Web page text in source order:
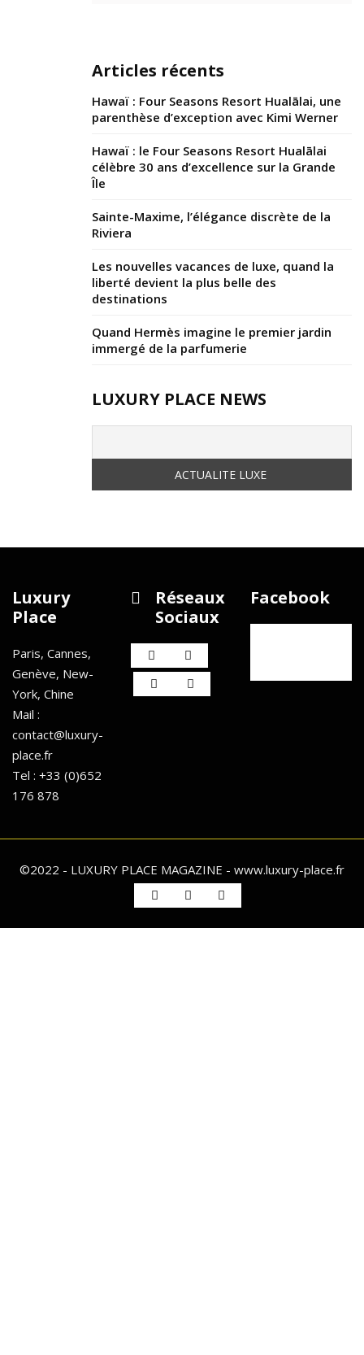
Articles récents
Hawaï : Four Seasons Resort Hualālai, une
parenthèse d’exception avec Kimi Werner
Hawaï : le Four Seasons Resort Hualālai
célèbre 30 ans d’excellence sur la Grande
Île
Sainte-Maxime, l’élégance discrète de la
Riviera
Les nouvelles vacances de luxe, quand la
liberté devient la plus belle des
destinations
Quand Hermès imagine le premier jardin
immergé de la parfumerie
LUXURY PLACE NEWS
Luxury
Place
Paris, Cannes,
Genève, New-
York, Chine
Mail :
contact@luxury-
place.fr
Tel : +33 (0)652
176 878
Réseaux
Sociaux
Facebook
©2022 - LUXURY PLACE MAGAZINE - www.luxury-place.fr